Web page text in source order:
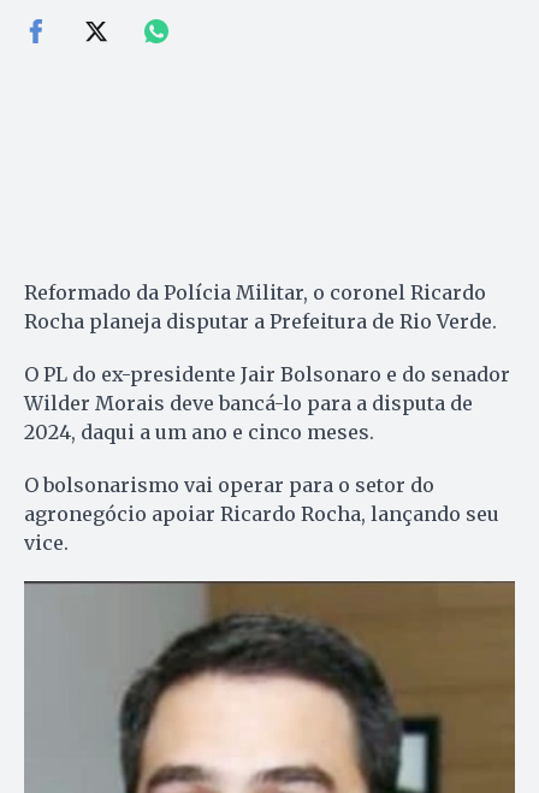
Reformado da Polícia Militar, o coronel Ricardo
Rocha planeja disputar a Prefeitura de Rio Verde.
O PL do ex-presidente Jair Bolsonaro e do senador
Wilder Morais deve bancá-lo para a disputa de
2024, daqui a um ano e cinco meses.
O bolsonarismo vai operar para o setor do
agronegócio apoiar Ricardo Rocha, lançando seu
vice.